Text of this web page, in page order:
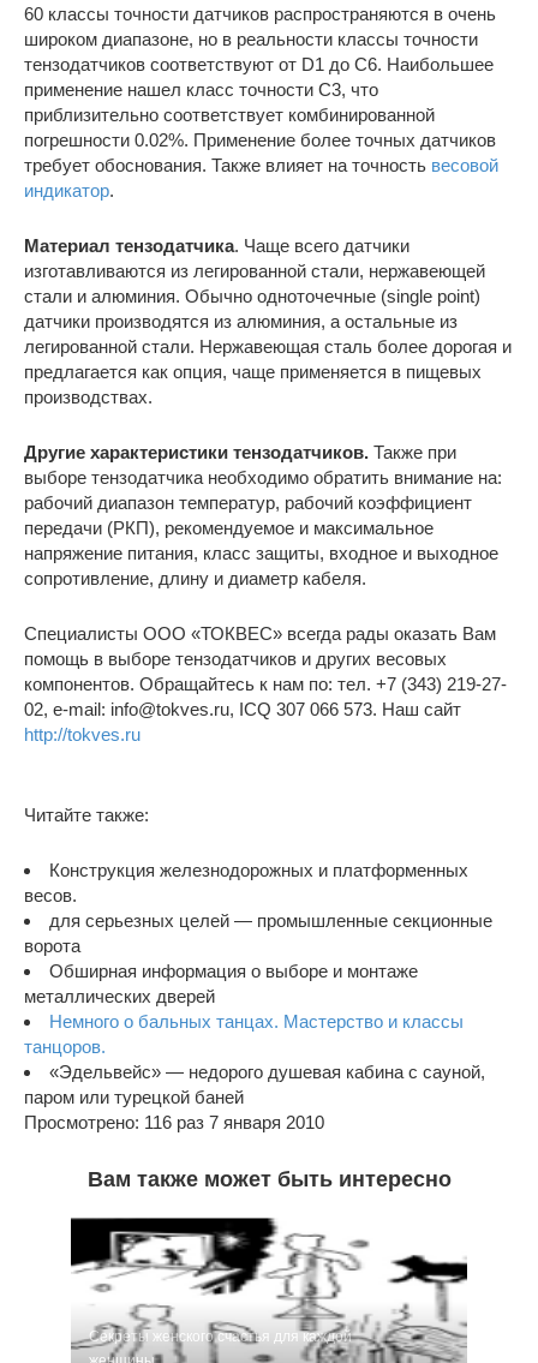
60 классы точности датчиков распространяются в очень
широком диапазоне, но в реальности классы точности
тензодатчиков соответствуют от D1 до С6. Наибольшее
применение нашел класс точности C3, что
приблизительно соответствует комбинированной
погрешности 0.02%. Применение более точных датчиков
требует обоснования. Также влияет на точность весовой
индикатор.
Материал тензодатчика. Чаще всего датчики
изготавливаются из легированной стали, нержавеющей
стали и алюминия. Обычно одноточечные (single point)
датчики производятся из алюминия, а остальные из
легированной стали. Нержавеющая сталь более дорогая и
предлагается как опция, чаще применяется в пищевых
производствах.
Другие характеристики тензодатчиков. Также при
выборе тензодатчика необходимо обратить внимание на:
рабочий диапазон температур, рабочий коэффициент
передачи (РКП), рекомендуемое и максимальное
напряжение питания, класс защиты, входное и выходное
сопротивление, длину и диаметр кабеля.
Специалисты ООО «ТОКВЕС» всегда рады оказать Вам
помощь в выборе тензодатчиков и других весовых
компонентов. Обращайтесь к нам по: тел. +7 (343) 219-27-
02, e-mail: info@tokves.ru, ICQ 307 066 573. Наш сайт
http://tokves.ru
Читайте также:
Конструкция железнодорожных и платформенных
весов.
для серьезных целей — промышленные секционные
ворота
Обширная информация о выборе и монтаже
металлических дверей
Немного о бальных танцах. Мастерство и классы
танцоров.
«Эдельвейс» — недорого душевая кабина с сауной,
паром или турецкой баней
Просмотрено: 116 раз 7 января 2010
Вам также может быть интересно
Секреты женского счастья для каждой